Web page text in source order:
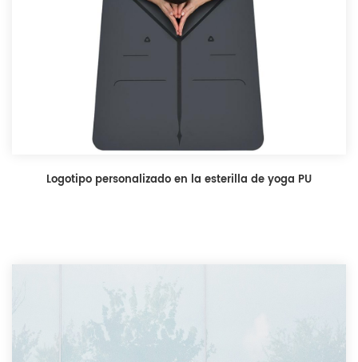
Logotipo personalizado en la esterilla de yoga PU